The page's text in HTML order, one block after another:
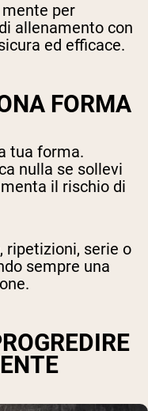
per
allenamento con
ed efficace.
FORMA
tua forma.
nulla se sollevi
il rischio di
ripetizioni, serie o
sempre una